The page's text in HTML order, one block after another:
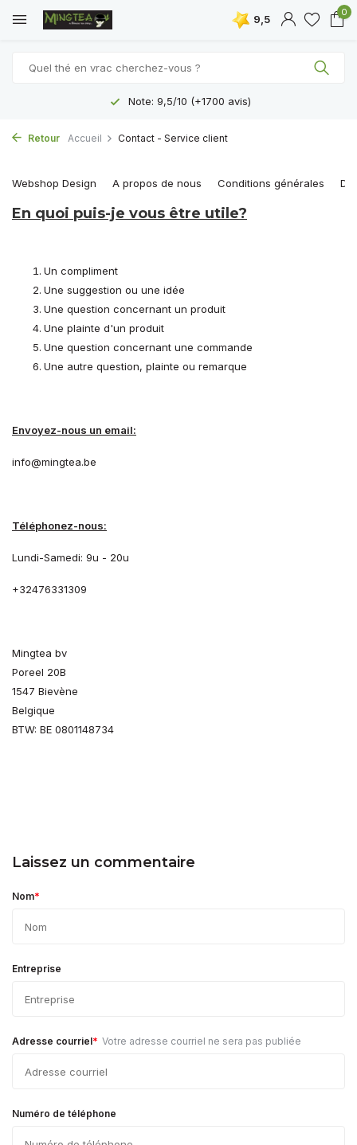
9,5
0
Note: 9,5/10 (+1700 avis)
Retour Accueil Contact - Service client
Webshop Design A propos de nous Conditions générales
En quoi puis-je vous être utile?
Un compliment
Une suggestion ou une idée
Une question concernant un produit
Une plainte d'un produit
Une question concernant une commande
Une autre question, plainte ou remarque
Envoyez-nous un email:
info@mingtea.be
Téléphonez-nous:
Lundi-Samedi: 9u - 20u
+32476331309
Mingtea bv
Poreel 20B
1547 Bievène
Belgique
BTW: BE 0801148734
Laissez un commentaire
Nom*
Entreprise
Adresse courriel* Votre adresse courriel ne sera pas publiée
Numéro de téléphone